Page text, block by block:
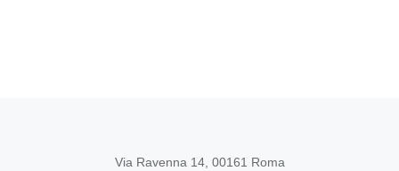
Via Ravenna 14, 00161 Roma